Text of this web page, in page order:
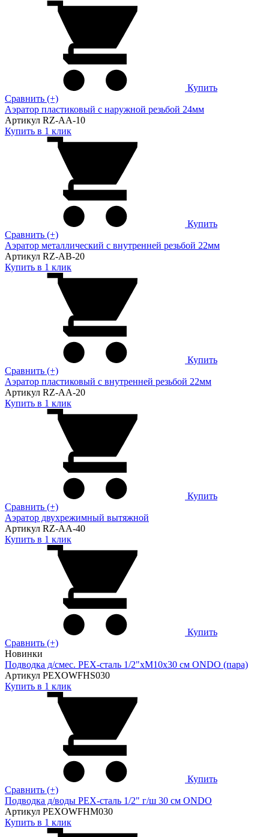
Купить
Сравнить (+)
Аэратор пластиковый с наружной резьбой 24мм
Артикул RZ-AA-10
Купить в 1 клик
Купить
Сравнить (+)
Аэратор металлический с внутренней резьбой 22мм
Артикул RZ-AB-20
Купить в 1 клик
Купить
Сравнить (+)
Аэратор пластиковый с внутренней резьбой 22мм
Артикул RZ-AA-20
Купить в 1 клик
Купить
Сравнить (+)
Аэратор двухрежимный вытяжной
Артикул RZ-AA-40
Купить в 1 клик
Купить
Сравнить (+)
Новинки
Подводка д/смес. PEX-сталь 1/2"xM10x30 см ONDO (пара)
Артикул PEXOWFHS030
Купить в 1 клик
Купить
Сравнить (+)
Подводка д/воды PEX-сталь 1/2" г/ш 30 cм ONDO
Артикул PEXOWFHM030
Купить в 1 клик